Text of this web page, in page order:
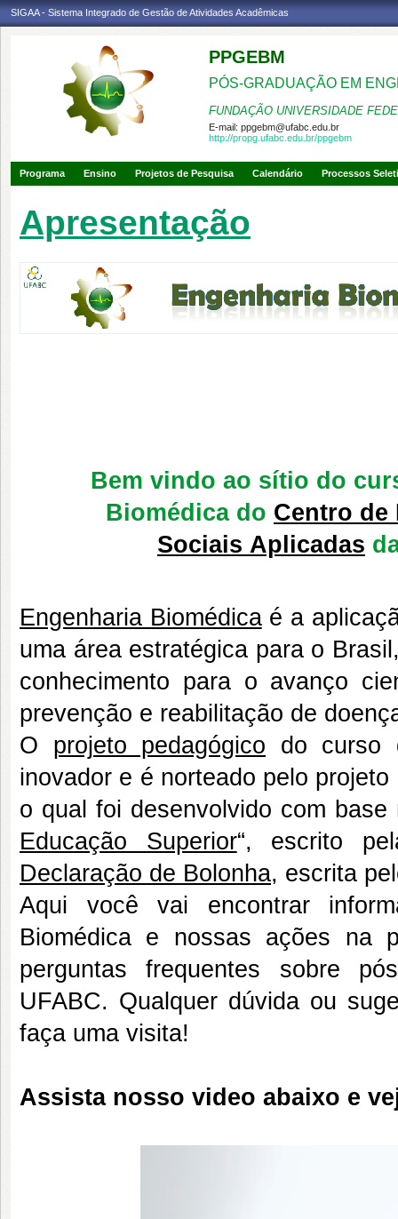
SIGAA - Sistema Integrado de Gestão de Atividades Acadêmicas
PPGEBM
PÓS-GRADUAÇÃO EM
FUNDAÇÃO UNIVERSIDADE
E-mail: ppgebm@ufabc.edu.br
http://propg.ufabc.edu.br/ppgebm
Programa Ensino Projetos de Pesquisa Calendário Processos
Apresentação
Bem vindo ao sítio do
Biomédica do Centro de
Sociais Aplicadas
Engenharia Biomédicaé a
uma área estratégica para o
conhecimento para o avanço
prevenção e reabilitação de
O projeto pedagógico do curso
inovador e é norteado pelo
o qual foi desenvolvido com base
Educação Superior“, escrito
Declaração de Bolonha, escrita
Aqui você vai encontrar
Biomédica e nossas ações na
perguntas frequentes sobre
UFABC. Qualquer dúvida ou
faça uma visita!
Assista nosso video abaixo e